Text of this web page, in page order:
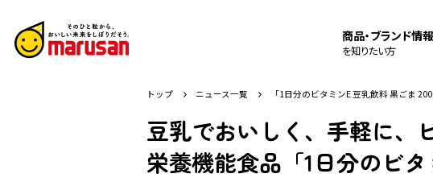
商品・ブランド情報
を知りたい方
トップ ニュース一覧 「1日分のビタミンE 豆乳飲料 黒ごま
豆乳でおいしく、手軽に、
栄養機能食品「1日分のビ